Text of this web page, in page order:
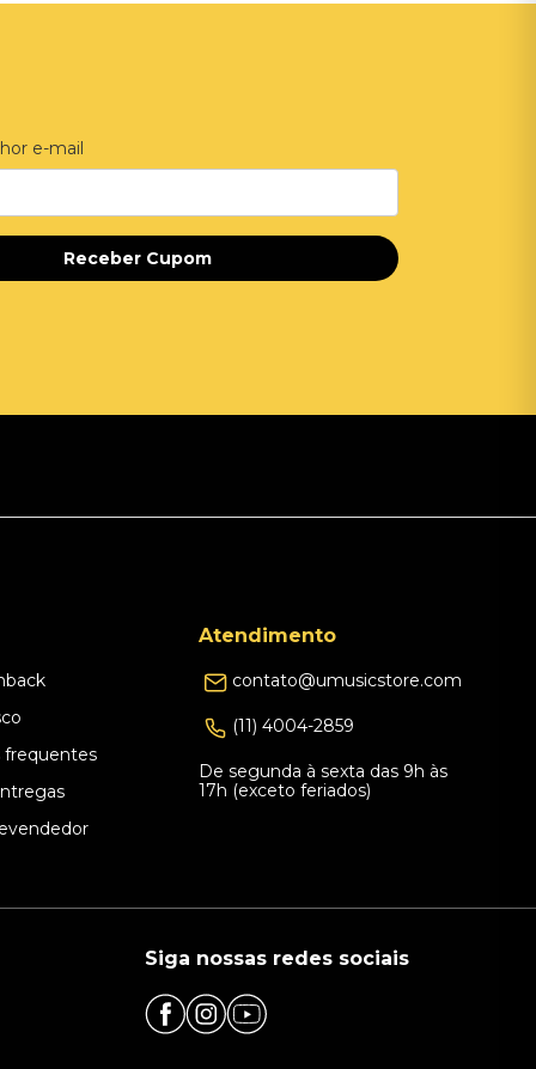
e-mail
Receber Cupom
frequentes
Atendimento
contato@umusicstore.com
(11) 4004-2859
De segunda à sexta das 9h às
17h (exceto feriados)
Siga nossas redes sociais